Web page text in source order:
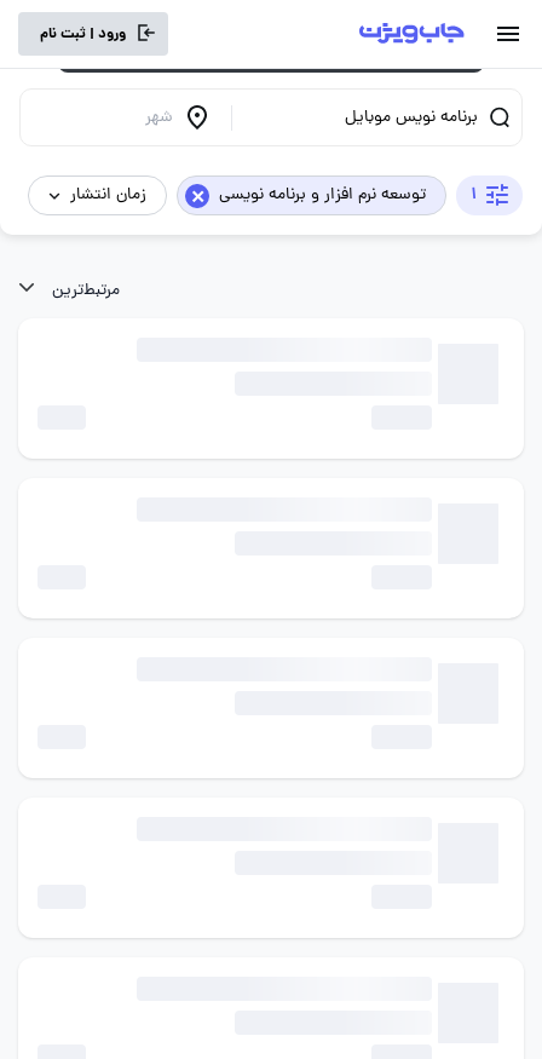
ورود | ثبت نام
برنامه نویس موبایل شهر
1 توسعه نرم افزار و برنامه نویسی × زمان انتشار
برای تجربه کاربری بهتر و سرعت بالاتر، vpn
خود را خاموش کنید.